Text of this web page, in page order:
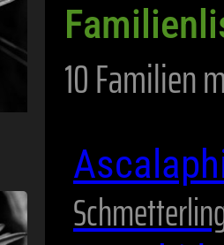
10 Familien